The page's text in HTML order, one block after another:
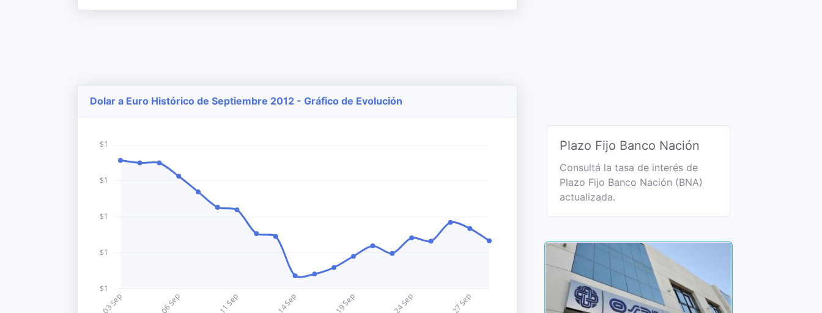
Dolar a Euro Histórico de Septiembre 2012 - Gráfico de Evolución
Plazo Fijo Banco Nación
Consultá la tasa de interés de
Plazo Fijo Banco Nación (BNA)
actualizada.